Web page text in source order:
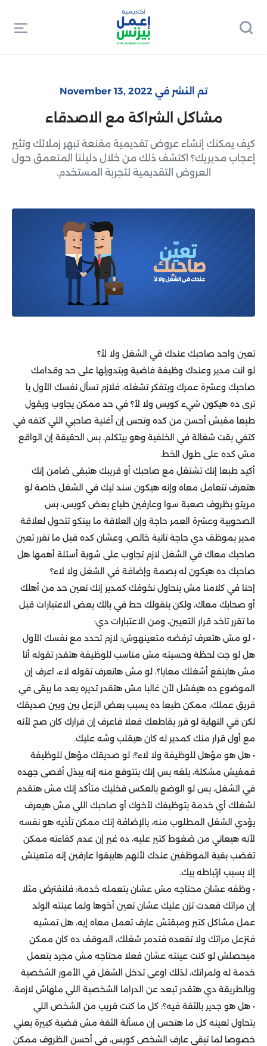
تم النشر في November 13, 2022
مشاكل الشراكة مع الاصدقاء
كيف يمكنك إنشاء عروض تقديمية مقنعة تبهر زملائك وتثير
إعجاب مديريك؟ اكتشف ذلك من خلال دليلنا المتعمق حول
العروض التقديمية لتجربة المستخدم.
تعين واحد صاحبك عندك في الشغل ولا لأ؟
لو انت مدير وعندك وظيفة فاضية وبتدورلها على حد وقدامك
صاحبك وعشرة عمرك وبتفكر تشغله، فلازم تسأل نفسك الأول يا
ترى ده هيكون شيء كويس ولا لأ؟ في حد ممكن يجاوب ويقول
طبعا مفيش أحسن من كده وتحس إن أغنية صاحبي اللي كتفه في
كتفي بقت شغالة في الخلفية وهو بيتكلم، بس الحقيقة إن الواقع
مش كده على طول الخط.
أكيد طبعا إنك تشتغل مع صاحبك أو قريبك هتبقى ضامن إنك
هتعرف تتعامل معاه وإنه هيكون سند ليك في الشغل خاصة لو
مريتو بظروف صعبة سوا وعارفين طباع بعض كويس، بس
الصحوبية وعشرة العمر حاجة وإن العلاقة ما بينكو تتحول لعلاقة
مدير بموظف دي حاجة تانية خالص، وعشان كده قبل ما تقرر تعين
صاحبك معاك في الشغل لازم تجاوب على شوية أسئلة أهمها هل
صاحبك ده هيكون له بصمة وإضافة في الشغل ولا لاء؟
إحنا في كلامنا مش بنحاول نخوفك كمدير إنك تعين حد من أهلك
أو صحابك معاك، ولكن بنقولك حط في بالك بعض الاعتبارات قبل
ما تقرر تاخد قرار التعيين، ومن الاعتبارات دي:
• لو مش هتعرف ترفضه متعينهوش: لازم تحدد مع نفسك الأول
هل لو جت لحظة وحسيته مش مناسب للوظيفة هتقدر تقوله أنا
مش هاينفع أشغلك معايا؟، لو مش هاتعرف تقوله لاء، اعرف إن
الموضوع ده هيفشل لأن غالبا مش هتقدر تديره بعد ما يبقى في
فريق عملك، ممكن طبعا ده يسبب بعض الزعل بين وبين صديقك
لكن في النهاية لو قرر يقاطعك فعلا فاعرف إن قرارك كان صح لأنه
مع أول قرار منك كمدير له كان هيقلب وشه عليك.
• هل هو مؤهل للوظيفة ولا لاء؟: لو صديقك مؤهل للوظيفة
فمفيش مشكلة، بلغه بس إنك بتتوقع منه إنه يبذل أقصى جهده
في الشغل، بس لو الوضع بالعكس فخليك متأكد إنك مش هتقدم
لشغلك أي خدمة بتوظيفك لأخوك أو صاحبك اللي مش هيعرف
يؤدي الشغل المطلوب منه، بالإضافة إنك ممكن تأذيه هو نفسه
لأنه هيعاني من ضغوط كتير عليه، ده غير إن عدم كفاءته ممكن
تغضب بقية الموظفين عندك لأنهم هايبقوا عارفين إنه متعينش
إلا بسبب ارتباطه بيك.
• وظفه عشان محتاجه مش عشان بتعمله خدمة: فلنفترض مثلا
إن مراتك قعدت تزن عليك عشان تعين أخوها ولما عينته الولد
عمل مشاكل كتير ومبقتش عارف تعمل معاه إيه، هل تمشيه
فتزعل مراتك ولا تقعده فتدمر شغلك، الموقف ده كان ممكن
ميحصلش لو كنت عينته عشان فعلا محتاجه مش مجرد بتعمل
خدمة له ولمراتك، لذلك اوعى تدخل الشغل في الأمور الشخصية
وبالطريقة دي هتقدر تبعد عن الدراما الشخصية اللي ملهاش لازمة.
• هل هو جدير بالثقة فيه؟: كل ما كنت قريب من الشخص اللي
بتحاول تعينه كل ما هتحس إن مسألة الثقة مش قضية كبيرة يعني
خصوصا لما تبقى عارف الشخص كويس، في أحسن الظروف ممكن